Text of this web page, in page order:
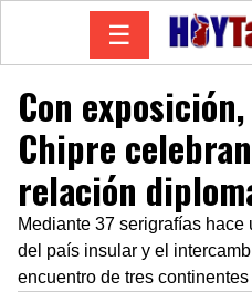
☰
Con
Chipre
relación
Mediante 37 serigrafías
del país insular y el
encuentro de tres continentes